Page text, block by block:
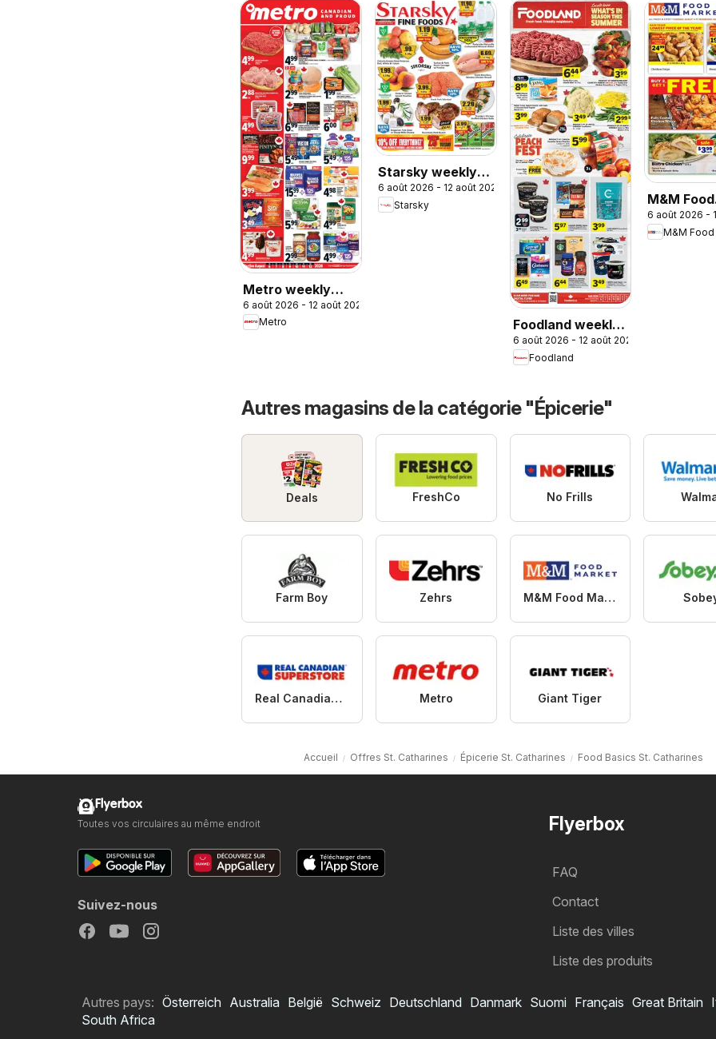
Metro weekly
flyer / circulaire
6 août 2026 - 12 août 2026
Metro
Starsky weekly
flyer / circulaire
6 août 2026 - 12 août 2026
Starsky
Foodland weekly
flyer / circulaire
6 août 2026 - 12 août 2026
Foodland
M&M Food
Market
flyer /
6 août 2026 -
M&M
Autres magasins de la catégorie "Épicerie"
Deals FreshCo No Frills
Farm Boy Zehrs M&M Food Market
Real Canadian Superstore Metro Giant Tiger
Accueil Offres St. Catharines Épicerie St. Catharines Food Basics St. Catharines
Flyerbox
FAQ
Contact
Liste des villes
Liste des produits
Flyerbox
Toutes vos circulaires au même endroit
Suivez-nous
Autres pays: Österreich Australia België Schweiz Deutschland Danmark Suomi Français Great Britain
South Africa